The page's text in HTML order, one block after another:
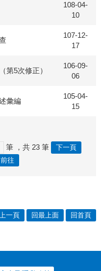
108-04-
10
107-12-
17
第5次修正）
106-09-
06
彙編
105-04-
15
筆 ，共 23 筆
下一頁
前往
一頁 回最上面 回首頁